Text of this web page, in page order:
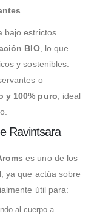
bajo estrictos
BIO, lo que
y sostenibles.
o
y 100% puro , ideal
Ravintsara
es uno de los
ya que actúa sobre
útil para:
al cuerpo a